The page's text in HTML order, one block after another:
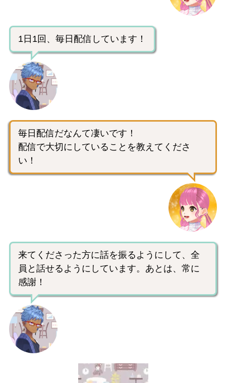
1日1回、毎日配信しています！
毎日配信だなんて凄いです！
配信で大切にしていることを教えてくださ
い！
来てくださった方に話を振るようにして、全
員と話せるようにしています。あとは、常に
感謝！